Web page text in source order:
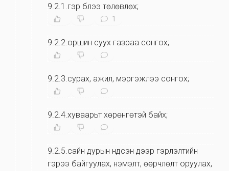
9.2.1.гэр бүлээ төлөвлөх;
1
9.2.2.оршин суух газраа сонгох;
9.2.3.сурах, ажил, мэргэжлээ сонгох;
9.2.4.хуваарьт хөрөнгөтэй байх;
9.2.5.сайн дурын үндсэн дээр гэрлэлтийн
гэрээ байгуулах, нэмэлт, өөрчлөлт оруулах,